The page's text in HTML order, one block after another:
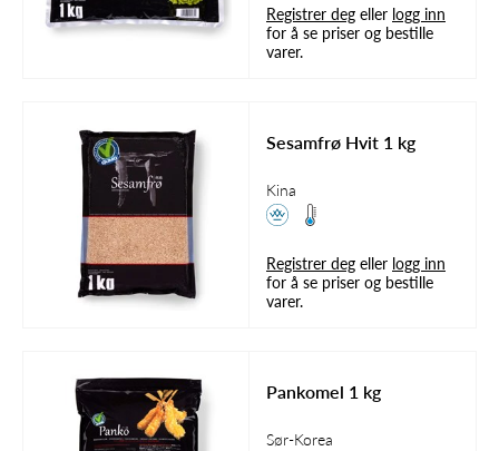
Registrer deg eller logg inn
for å se priser og bestille
varer.
Sesamfrø Hvit 1 kg
Kina
Registrer deg eller logg inn
for å se priser og bestille
varer.
Pankomel 1 kg
Sør-Korea